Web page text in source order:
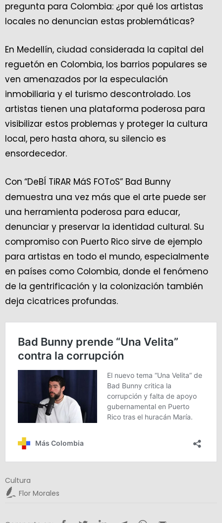
pregunta para Colombia: ¿por qué los artistas
locales no denuncian estas problemáticas?
En Medellín, ciudad considerada la capital del
reguetón en Colombia, los barrios populares se
ven amenazados por la especulación
inmobiliaria y el turismo descontrolado. Los
artistas tienen una plataforma poderosa para
visibilizar estos problemas y proteger la cultura
local, pero hasta ahora, su silencio es
ensordecedor.
Con “DeBÍ TiRAR MáS FOToS” Bad Bunny
demuestra una vez más que el arte puede ser
una herramienta poderosa para educar,
denunciar y preservar la identidad cultural. Su
compromiso con Puerto Rico sirve de ejemplo
para artistas en todo el mundo, especialmente
en países como Colombia, donde el fenómeno
de la gentrificación y la colonización también
deja cicatrices profundas.
Cultura
Flor Morales